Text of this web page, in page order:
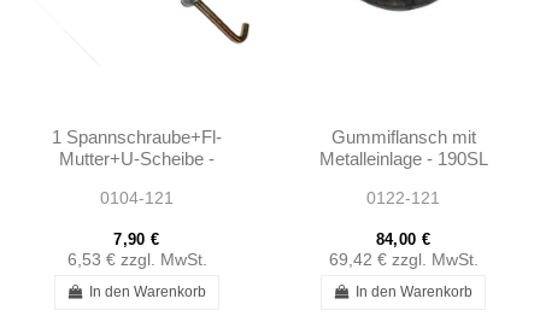
1 Spannschraube+Fl-
Mutter+U-Scheibe -
1205410124
0104-121
7,90 €
6,53 € zzgl. MwSt.
In den Warenkorb
Gummiflansch mit
Metalleinlage - 190SL
1802030880
0122-121
84,00 €
69,42 € zzgl. MwSt.
In den Warenkorb